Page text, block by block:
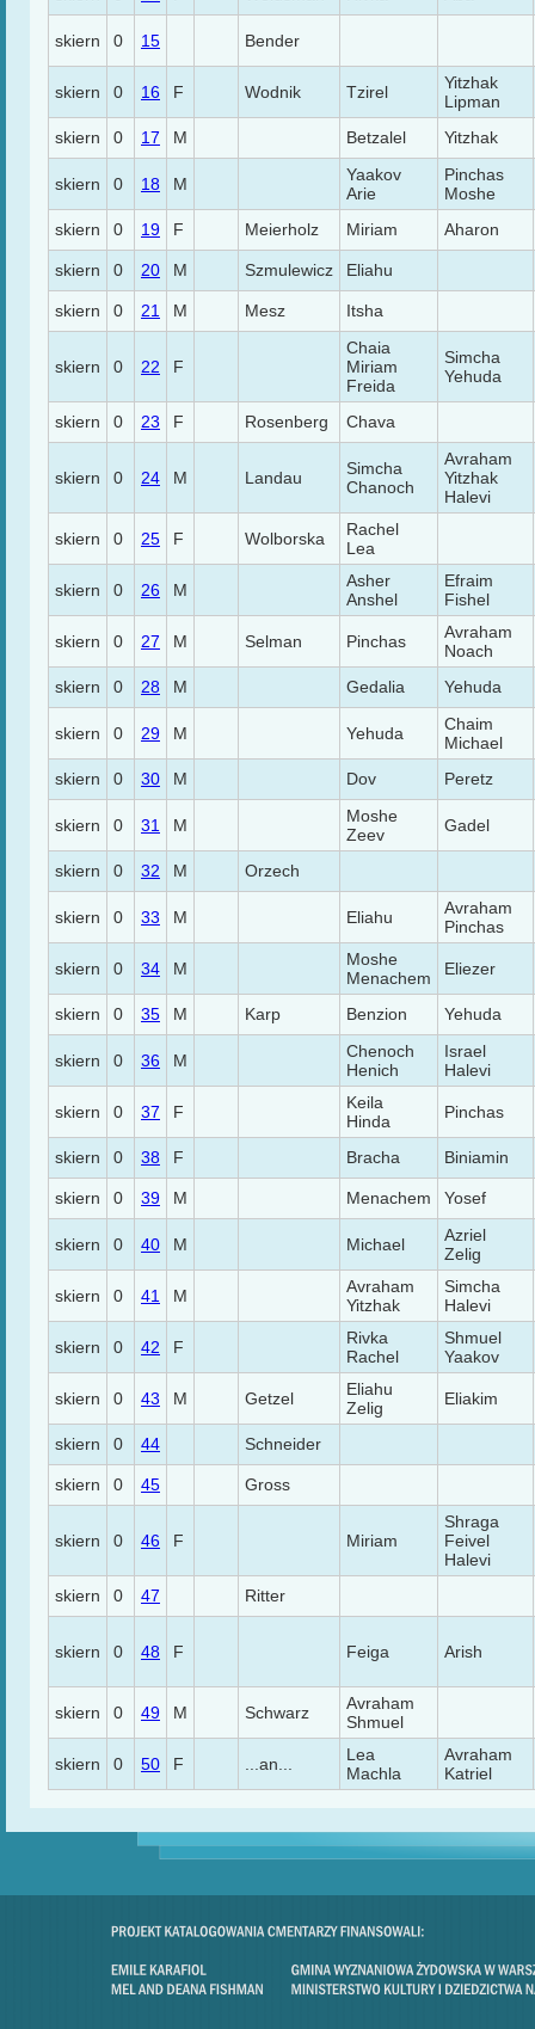
skiern 0 15 Bender
skiern 0 16 F Wodnik Tzirel
Yitzhak
Lipman
skiern
0 17 M Betzalel Yitzhak
skiern 0 18 M
Yaakov
Arie
Pinchas
Moshe
skiern
0 19 F Meierholz Miriam Aharon
skiern 0 20 M Szmulewicz Eliahu
skiern 0 21 M Mesz Itsha
skiern 0 22 F
Chaia
Miriam
Freida
Simcha
Yehuda
skiern 0 23 F Rosenberg Chava
skiern 0 24 M Landau
Simcha
Chanoch
Avraham
Yitzhak
Halevi
skiern 0 25 F Wolborska
Rachel
Lea
skiern 0 26 M
Asher
Anshel
Efraim
Fishel
skiern 0 27 M Selman Pinchas
Avraham
Noach
skiern
0 28 M Gedalia Yehuda
skiern 0 29 M Yehuda
Chaim
Michael
skiern
0 30 M Dov Peretz
skiern 0 31 M
Moshe
Zeev
Gadel
skiern 0 32 M Orzech
skiern 0 33 M Eliahu
Avraham
Pinchas
skiern 0 34 M
Moshe
Menachem
Eliezer
skiern 0 35 M Karp Benzion Yehuda
skiern 0 36 M
Chenoch
Henich
Israel
Halevi
skiern 0 37 F
Keila
Hinda
Pinchas
skiern 0 38 F Bracha Biniamin
skiern 0 39 M Menachem Yosef
skiern 0 40 M Michael
Azriel
Zelig
skiern 0 41 M
Avraham
Yitzhak
Simcha
Halevi
skiern 0 42 F
Rivka
Rachel
Shmuel
Yaakov
skiern 0 43 M Getzel
Eliahu
Zelig
Eliakim
skiern 0 44 Schneider
skiern 0 45 Gross
skiern 0 46 F Miriam
Shraga
Feivel
Halevi
skiern
0 47 Ritter
skiern 0 48 F Feiga Arish
skiern 0 49 M Schwarz
Avraham
Shmuel
skiern 0 50 F ...an...
Lea
Machla
Avraham
Katriel